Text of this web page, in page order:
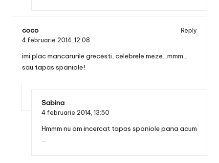
coco
Reply
4 februarie 2014, 12:08
imi plac mancarurile grecesti, celebrele meze…mmm…
sau tapas spaniole!
Sabina
4 februarie 2014, 13:50
Hmmm nu am incercat tapas spaniole pana acum
…